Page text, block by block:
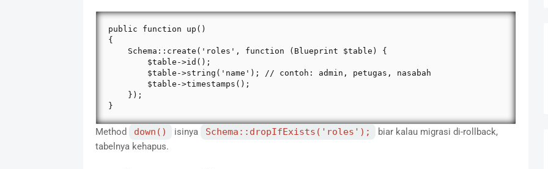
public function up()
{
}
Method down() isinya Schema::dropIfExists('roles');
biar kalau migrasi di-rollback,
tabelnya kehapus.